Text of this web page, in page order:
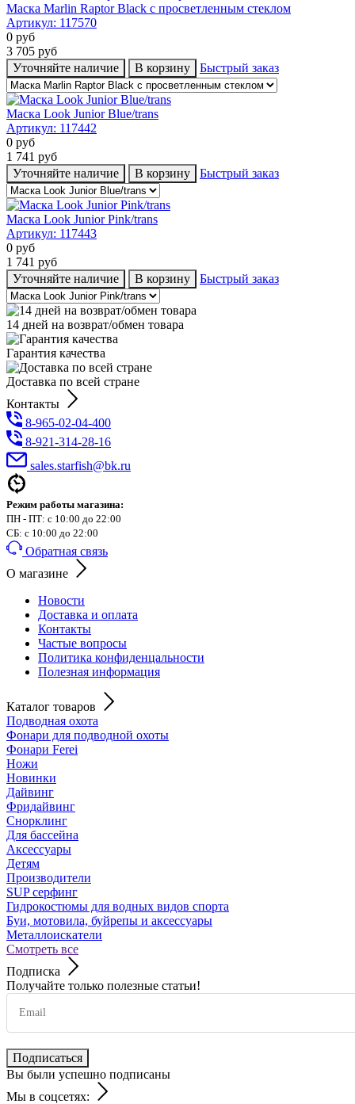
Маска Marlin Raptor Black с просветленным стеклом
Артикул: 117570
0 руб
3 705 руб
Уточняйте наличие
В корзину Быстрый заказ
Маска Look Junior Blue/trans
Артикул: 117442
0 руб
1 741 руб
Уточняйте наличие
В корзину Быстрый заказ
Маска Look Junior Pink/trans
Артикул: 117443
0 руб
1 741 руб
Уточняйте наличие
В корзину Быстрый заказ
14 дней на возврат/обмен товара
Гарантия качества
Доставка по всей стране
Контакты
8-965-02-04-400
8-921-314-28-16
sales.starfish@bk.ru
Режим работы магазина:
ПН - ПТ: с 10:00 до 22:00
СБ: с 10:00 до 22:00
Обратная связь
О магазине
Новости
Доставка и оплата
Контакты
Частые вопросы
Политика конфиденцальности
Полезная информация
Каталог товаров
Подводная охота
Фонари для подводной охоты
Фонари Ferei
Ножи
Новинки
Дайвинг
Фридайвинг
Снорклинг
Для бассейна
Аксессуары
Детям
Производители
SUP серфинг
Гидрокостюмы для водных видов спорта
Буи, мотовила, буйрепы и аксессуары
Металлоискатели
Смотреть все
Подписка
Получайте только полезные статьи!
Подписаться
Вы были успешно подписаны
Мы в соцсетях: